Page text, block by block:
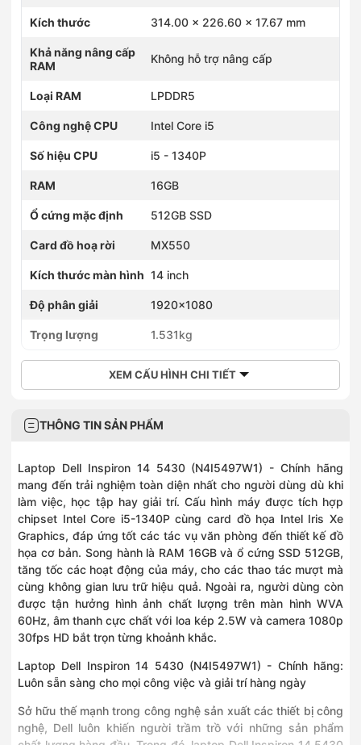
Kích thước 314.00 x 226.60 x 17.67 mm
Khả năng nâng cấp
RAM
Không hỗ trợ nâng cấp
Loại RAM LPDDR5
Công nghệ CPU Intel Core i5
Số hiệu CPU i5 - 1340P
RAM 16GB
Ổ cứng mặc định 512GB SSD
Card đồ hoạ rời MX550
Kích thước màn hình 14 inch
Độ phân giải 1920x1080
Trọng lượng 1.531kg
XEM CẤU HÌNH CHI TIẾT
THÔNG TIN SẢN PHẨM
Laptop Dell Inspiron 14 5430 (N4I5497W1) - Chính hãng
mang đến trải nghiệm toàn diện nhất cho người dùng dù khi
làm việc, học tập hay giải trí. Cấu hình máy được tích hợp
chipset Intel Core i5-1340P cùng card đồ họa Intel Iris Xe
Graphics, đáp ứng tốt các tác vụ văn phòng đến thiết kế đồ
họa cơ bản. Song hành là RAM 16GB và ổ cứng SSD 512GB,
tăng tốc các hoạt động của máy, cho các thao tác mượt mà
cùng không gian lưu trữ hiệu quả. Ngoài ra, người dùng còn
được tận hưởng hình ảnh chất lượng trên màn hình WVA
60Hz, âm thanh cực chất với loa kép 2.5W và camera 1080p
30fps HD bắt trọn từng khoảnh khắc.
Laptop Dell Inspiron 14 5430 (N4I5497W1) - Chính hãng:
Luôn sẵn sàng cho mọi công việc và giải trí hàng ngày
Sở hữu thế mạnh trong công nghệ sản xuất các thiết bị công
nghệ, Dell luôn khiến người trầm trồ với những sản phẩm